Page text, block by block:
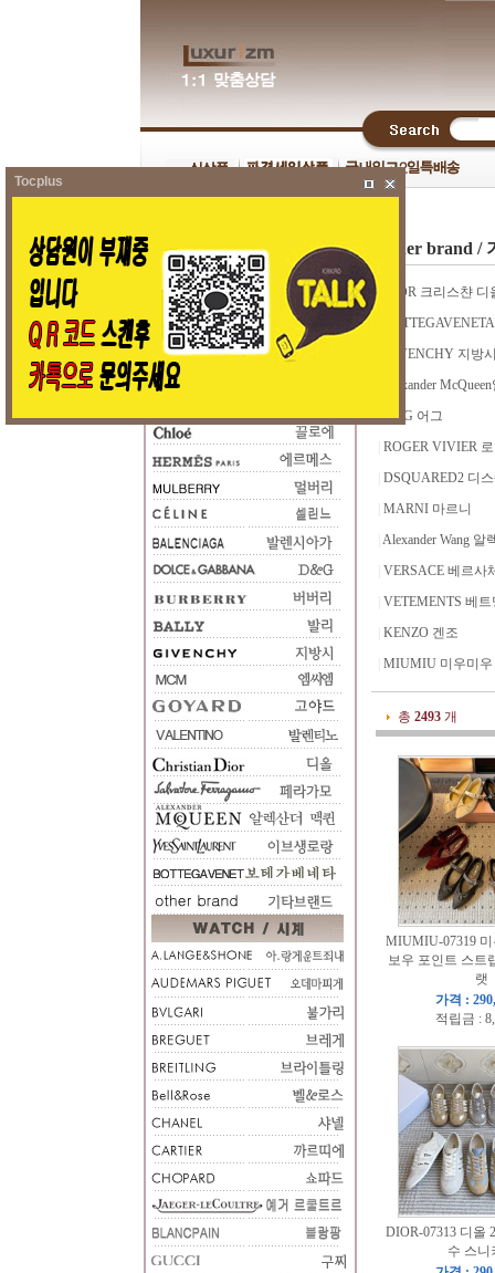
other brand /
|
DIOR 크리스챤 디
GIVENCHY 지방
Alexander
| UGG 어그
ROGER VIVIER
DSQUARED2 디
MARNI 마르니
Alexander Wang 알
VERSACE 베르사
VETEMENTS 베트
KENZO 겐조
MIUMIU 미우미우
총 2493개
MIUMIU-07319 미
보우 포인트 스트
랫
가격 :
적립금 :
DIOR-07313 디올
수 스니
Tocplus